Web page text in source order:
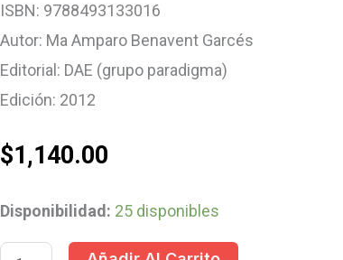
ISBN: 9788493133016
Autor: Ma Amparo Benavent Garcés
Editorial: DAE (grupo paradigma)
Edición: 2012
$1,140.00
Disponibilidad: 25 disponibles